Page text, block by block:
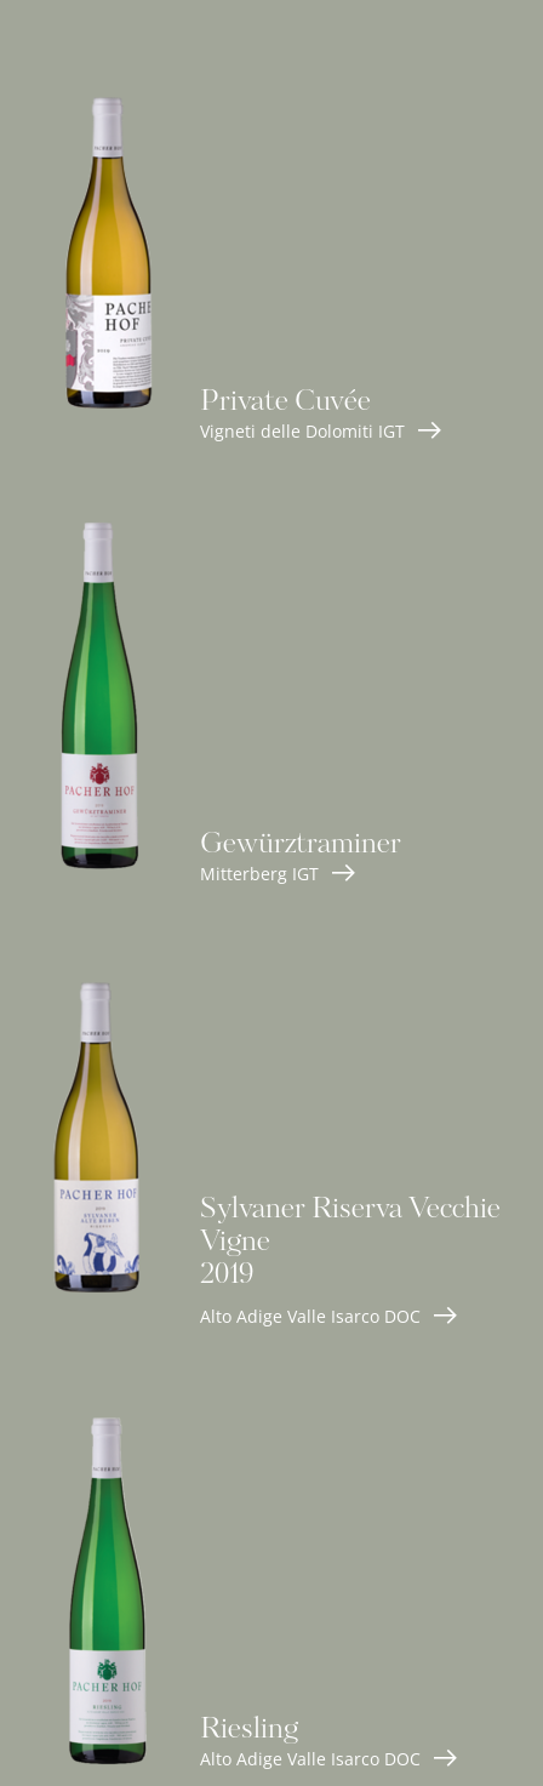
Private Cuvée
Vigneti delle Dolomiti IGT
Gewürztraminer
Mitterberg IGT
Sylvaner Riserva Vecchie
Vigne
2019
Alto Adige Valle Isarco DOC
Riesling
Alto Adige Valle Isarco DOC